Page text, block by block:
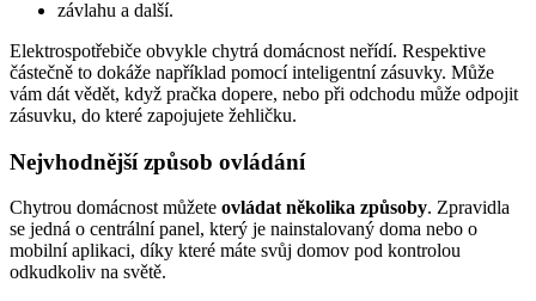
závlahu a další.
Elektrospotřebiče obvykle chytrá domácnost neřídí. Respektive
částečně to dokáže například pomocí inteligentní zásuvky. Může
vám dát vědět, když pračka dopere, nebo při odchodu může odpojit
zásuvku, do které zapojujete žehličku.
Nejvhodnější způsob ovládání
Chytrou domácnost můžete ovládat několika způsoby. Zpravidla
se jedná o centrální panel, který je nainstalovaný doma nebo o
mobilní aplikaci, díky které máte svůj domov pod kontrolou
odkudkoliv na světě.